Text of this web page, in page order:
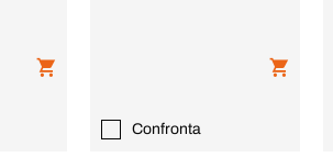
Confronta